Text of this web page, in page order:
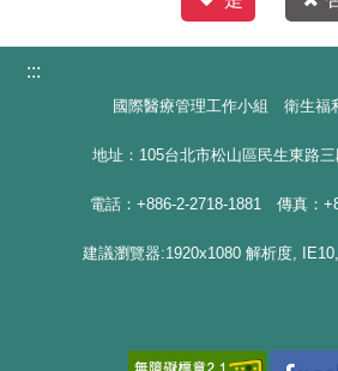
:::
國際醫療管理工作小組 衛生福
地址：105台北市松山區民生東路
電話：+886-2-2718-1881 傳真：
建議瀏覽器:1920x1080 解析度,